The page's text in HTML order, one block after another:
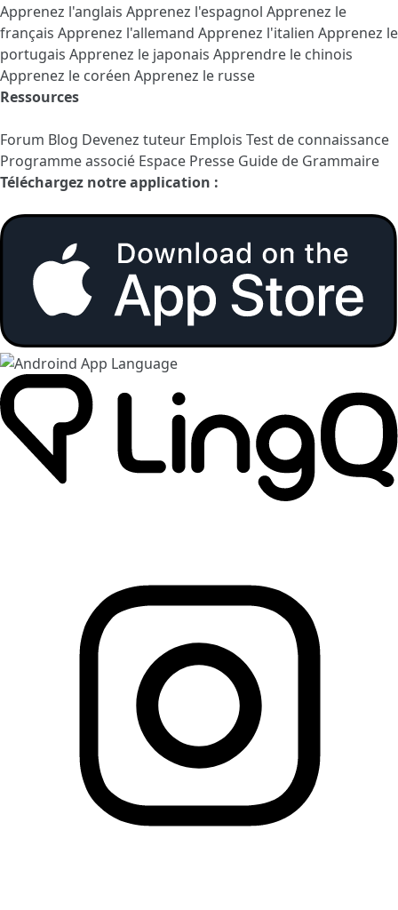
Apprenez l'anglais Apprenez l'espagnol Apprenez le
français Apprenez l'allemand Apprenez l'italien Apprenez le
portugais Apprenez le japonais Apprendre le chinois
Apprenez le coréen Apprenez le russe
Ressources
Forum Blog Devenez tuteur Emplois Test de connaissance
Programme associé Espace Presse Guide de Grammaire
Téléchargez notre application :